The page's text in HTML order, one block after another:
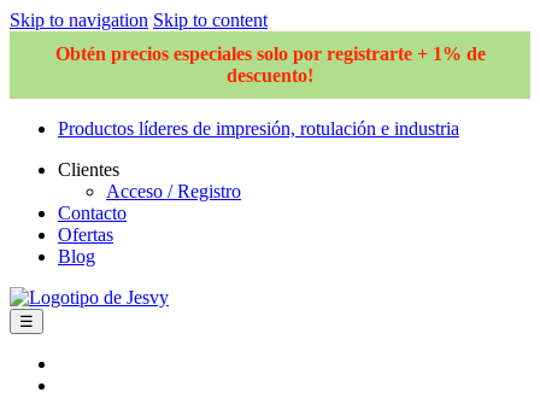
Skip to navigation Skip to content
Obtén precios especiales solo por registrarte + 1% de
descuento!
Productos líderes de impresión, rotulación e industria
Clientes
Acceso / Registro
Contacto
Ofertas
Blog
☰